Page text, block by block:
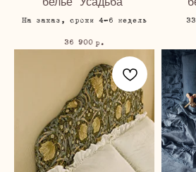
На заказ, сроки 4-6 недель
36 900 р.